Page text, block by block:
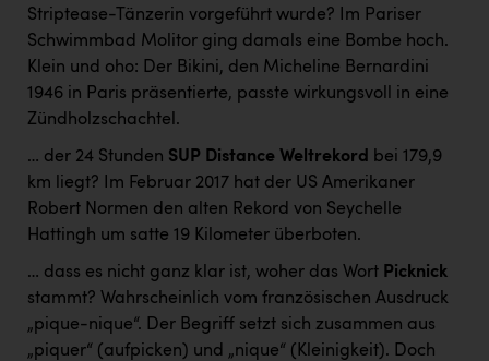
Striptease-Tänzerin vorgeführt wurde? Im Pariser
Schwimmbad Molitor ging damals eine Bombe hoch.
Klein und oho: Der Bikini, den Micheline Bernardini
1946 in Paris präsentierte, passte wirkungsvoll in eine
Zündholzschachtel.
… der 24 Stunden SUP Distance Weltrekord
bei 179,9
km liegt? Im Februar 2017 hat der US Amerikaner
Robert Normen den alten Rekord von Seychelle
Hattingh um satte 19 Kilometer überboten.
… dass es nicht ganz klar ist, woher das Wort Picknick
stammt? Wahrscheinlich vom französischen Ausdruck
„pique-nique“. Der Begriff setzt sich zusammen aus
„piquer“ (aufpicken) und „nique“ (Kleinigkeit). Doch